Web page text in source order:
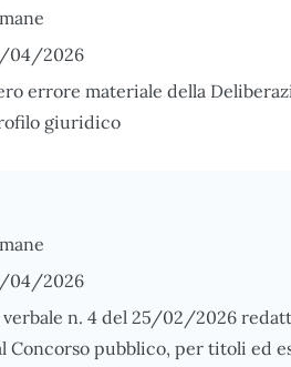
04/2026
errore materiale della
giuridico
04/2026
verbale n. 4 del 25/02/2026
Concorso pubblico, per titoli ed